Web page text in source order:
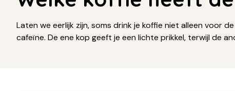
Laten we eerlijk zijn, soms drink je koffie niet alleen voor
cafeïne. De ene kop geeft je een lichte prikkel, terwijl de